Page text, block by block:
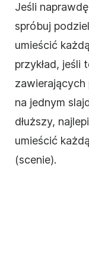
Jeśli
spróbuj
umieścić
przykład, jeśli
zawierających
na jednym
dłuższy,
umieścić
(scenie).